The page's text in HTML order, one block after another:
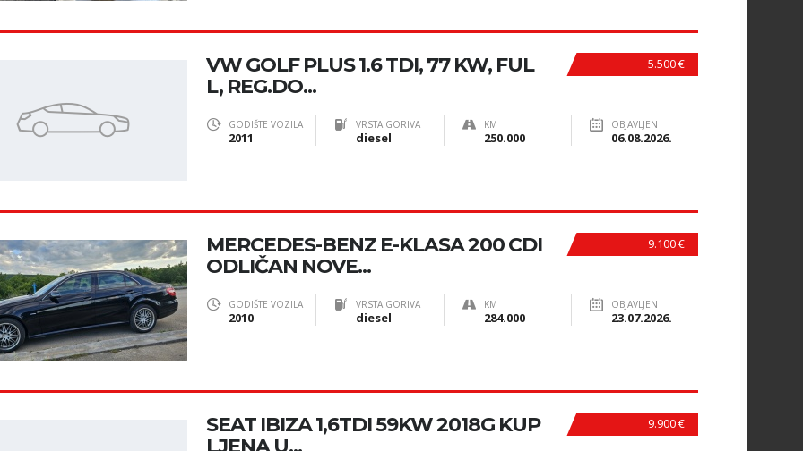
5.500 €
VW GOLF PLUS 1.6 TDI, 77 KW, FUL
L, REG.DO...
GODIŠTE VOZILA
2011
VRSTA GORIVA
diesel
KM
250.000
OBJAVLJEN
06.08.2026.
9.100 €
MERCEDES-BENZ E-KLASA 200 CDI
ODLIČAN NOVE...
GODIŠTE VOZILA
2010
VRSTA GORIVA
diesel
KM
284.000
OBJAVLJEN
23.07.2026.
9.900 €
SEAT IBIZA 1,6TDI 59KW 2018G KUP
LJENA U...